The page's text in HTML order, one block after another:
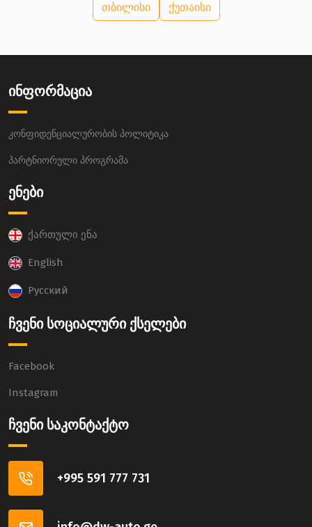
თბილისი ქუთაისი
ინფორმაცია
კონფიდენციალურობის პოლიტიკა
პარტნიორული პროგრამა
ენები
ქართული ენა
English
Русский
ჩვენი სოციალური ქსელები
Facebook
Instagram
ჩვენი საკონტაქტო
+995 591 777 731